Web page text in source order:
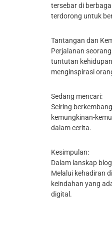
tersebar di
terdorong untuk
Tantangan dan
Perjalanan
tuntutan
menginspirasi
Sedang mencari:
Seiring
kemungkinan-
dalam cerita.
Kesimpulan:
Dalam lanskap
Melalui kehadiran
keindahan yang
digital.